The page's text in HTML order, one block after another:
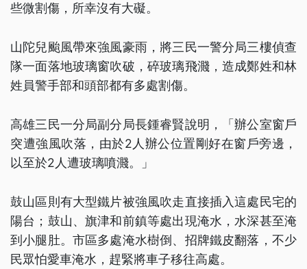
些微割傷，所幸沒有大礙。
山陀兒颱風帶來強風豪雨，將三民一警分局三樓偵查
隊一面落地玻璃窗吹破，碎玻璃飛濺，造成鄭姓和林
姓員警手部和頭部都有多處割傷。
高雄三民一分局副分局長鍾睿賢說明，「辦公室窗戶
突遭強風吹落，由於2人辦公位置剛好在窗戶旁邊，
以至於2人遭玻璃噴濺。」
鼓山區則有大型鐵片被強風吹走直接插入這處民宅的
陽台；鼓山、旗津和前鎮等處出現淹水，水深甚至淹
到小腿肚。市區多處淹水樹倒、招牌鐵皮翻落，不少
民眾怕愛車淹水，趕緊將車子移往高處。